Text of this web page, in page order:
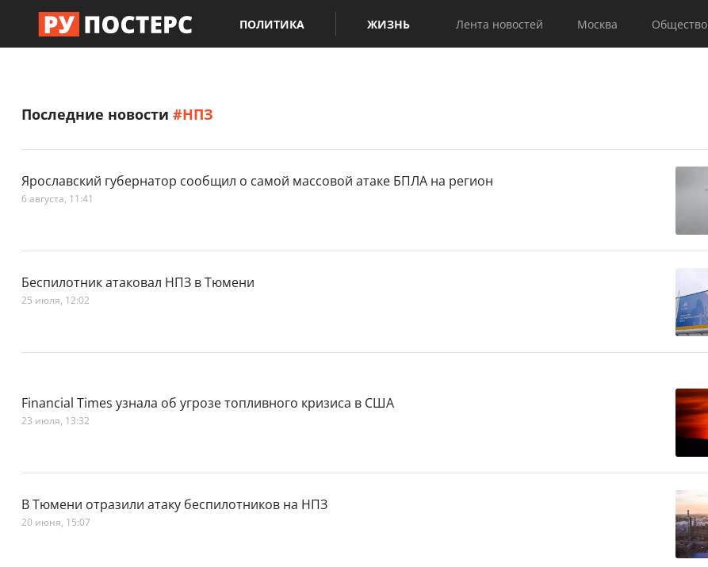
ПОЛИТИКА ЖИЗНЬ Лента новостей Москва Общество
Последние новости #НПЗ
Ярославский губернатор сообщил о самой массовой атаке БПЛА на регион
6 августа, 11:41
Беспилотник атаковал НПЗ в Тюмени
25 июля, 12:02
Financial Times узнала об угрозе топливного кризиса в США
23 июля, 13:32
В Тюмени отразили атаку беспилотников на НПЗ
20 июня, 15:07